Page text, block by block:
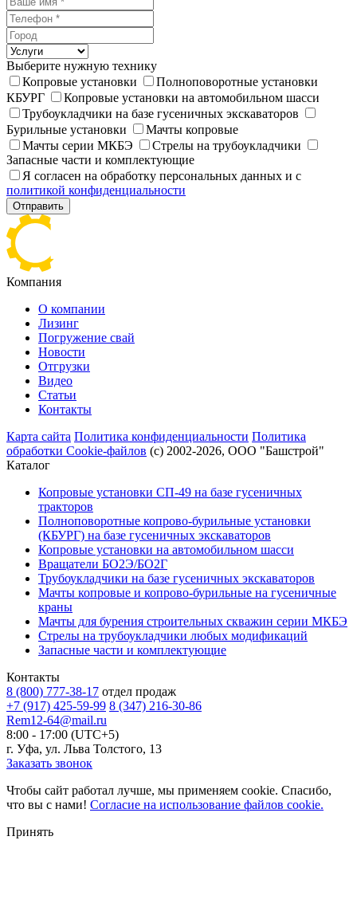
Выберите нужную технику
Копровые установки
Полноповоротные установки
КБУРГ
Копровые установки на автомобильном шасси
Трубоукладчики на базе гусеничных экскаваторов
Бурильные установки
Мачты копровые
Мачты серии МКБЭ
Стрелы на трубоукладчики
Запасные части и комплектующие
Я согласен на обработку персональных данных и с
политикой конфиденциальности
Отправить
Компания
О компании
Лизинг
Погружение свай
Новости
Отгрузки
Видео
Статьи
Контакты
Карта сайта Политика конфиденциальности Политика
обработки Cookie-файлов (с) 2002-2026, ООО "Башстрой"
Каталог
Копровые установки СП-49 на базе гусеничных
тракторов
Полноповоротные копрово-бурильные установки
(КБУРГ) на базе гусеничных экскаваторов
Копровые установки на автомобильном шасси
Вращатели БО2Э/БО2Г
Трубоукладчики на базе гусеничных экскаваторов
Мачты копровые и копрово-бурильные на гусеничные
краны
Мачты для бурения строительных скважин серии МКБЭ
Стрелы на трубоукладчики любых модификаций
Запасные части и комплектующие
Контакты
8 (800) 777-38-17 отдел продаж
+7 (917) 425-59-99 8 (347) 216-30-86
Rem12-64@mail.ru
8:00 - 17:00 (UTC+5)
г. Уфа, ул. Льва Толстого, 13
Заказать звонок
Чтобы сайт работал лучше, мы применяем cookie. Спасибо,
что вы с нами! Согласие на использование файлов cookie.
Принять